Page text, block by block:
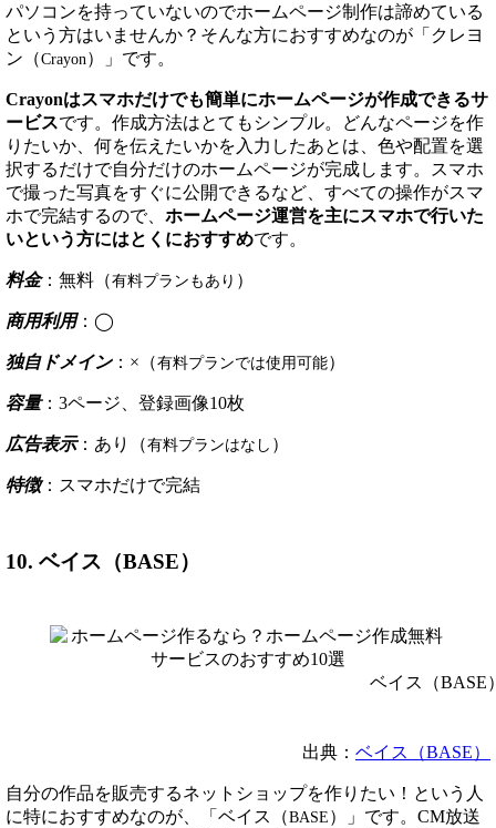
パソコンを持っていないのでホームページ制作は諦めている
という方はいませんか？そんな方におすすめなのが「クレヨ
ン（Crayon ）」です。
Crayonはスマホだけでも簡単にホームページが作成できるサ
ービスです。作成方法はとてもシンプル。どんなページを作
りたいか、何を伝えたいかを入力したあとは、色や配置を選
択するだけで自分だけのホームページが完成します。スマホ
で撮った写真をすぐに公開できるなど、すべての操作がスマ
ホで完結するので、 ホームページ運営を主にスマホで行いた
いという方にはとくにおすすめです。
料金：無料（有料プランもあり ）
商用利用：◯
独自ドメイン：×（有料プランでは使用可能）
容量：3ページ、登録画像10枚
広告表示：あり（有料プランはなし ）
特徴：スマホだけで完結
10. ベイス（BASE）
ベイス（BASE
出典： ベイス（BASE）
自分の作品を販売するネットショップを作りたい！という人
に特におすすめなのが、「ベイス（BASE ）」です。CM放送